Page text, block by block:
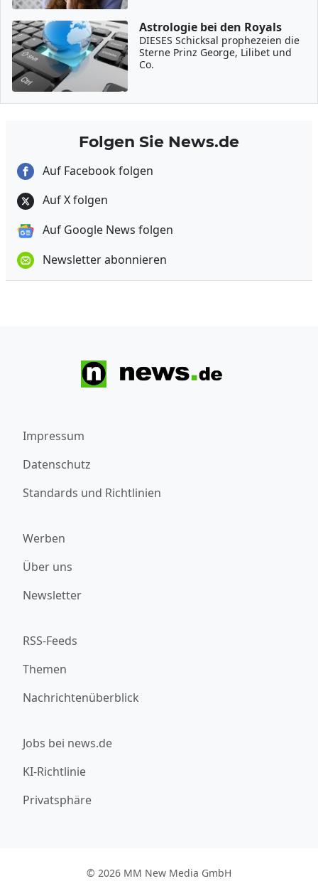
Astrologie bei den Royals
DIESES Schicksal prophezeien die
Sterne Prinz George, Lilibet und
Co.
Folgen Sie News.de
Auf Facebook folgen
Auf X folgen
Auf Google News folgen
Newsletter abonnieren
Impressum
Datenschutz
Standards und Richtlinien
Werben
Über uns
Newsletter
RSS-Feeds
Themen
Nachrichtenüberblick
Jobs bei news.de
KI-Richtlinie
Privatsphäre
© 2026 MM New Media GmbH